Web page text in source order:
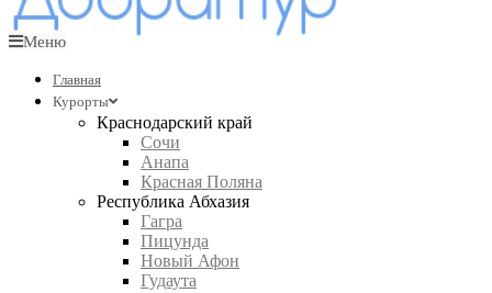
Меню
Главная
Курорты
Краснодарский край
Сочи
Анапа
Красная Поляна
Республика Абхазия
Гагра
Пицунда
Новый Афон
Гудаута